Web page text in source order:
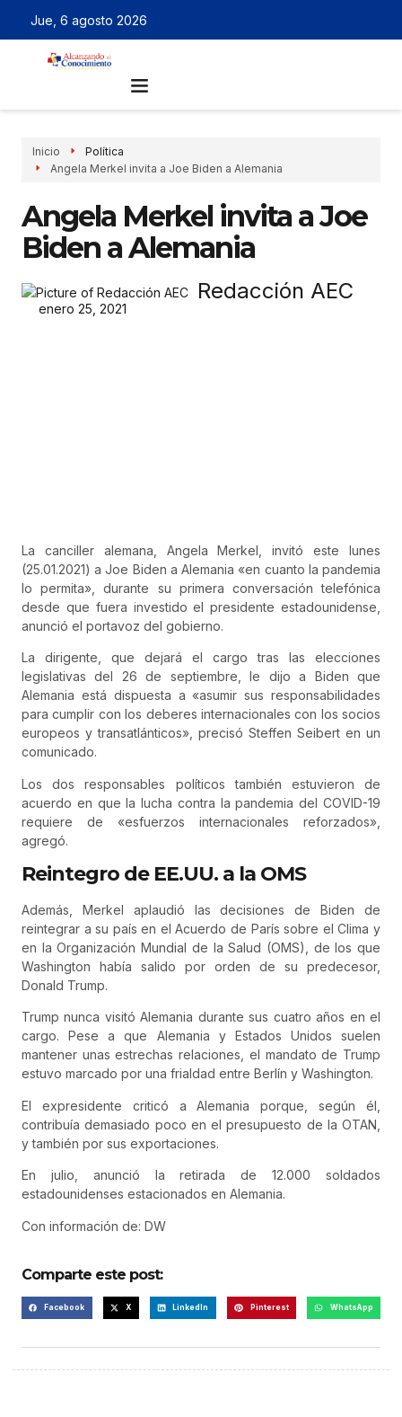
Jue, 6 agosto 2026
Inicio
Política
Angela Merkel invita a Joe Biden a Alemania
Angela Merkel invita a Joe
Biden a Alemania
Redacción AEC
enero 25, 2021
La canciller alemana, Angela Merkel, invitó este lunes
(25.01.2021) a Joe Biden a Alemania «en cuanto la pandemia
lo permita», durante su primera conversación telefónica
desde que fuera investido el presidente estadounidense,
anunció el portavoz del gobierno.
La dirigente, que dejará el cargo tras las elecciones
legislativas del 26 de septiembre, le dijo a Biden que
Alemania está dispuesta a «asumir sus responsabilidades
para cumplir con los deberes internacionales con los socios
europeos y transatlánticos», precisó Steffen Seibert en un
comunicado.
Los dos responsables políticos también estuvieron de
acuerdo en que la lucha contra la pandemia del COVID-19
requiere de «esfuerzos internacionales reforzados»,
agregó.
Reintegro de EE.UU. a la OMS
Además, Merkel aplaudió las decisiones de Biden de
reintegrar a su país en el Acuerdo de París sobre el Clima y
en la Organización Mundial de la Salud (OMS), de los que
Washington había salido por orden de su predecesor,
Donald Trump.
Trump nunca visitó Alemania durante sus cuatro años en el
cargo. Pese a que Alemania y Estados Unidos suelen
mantener unas estrechas relaciones, el mandato de Trump
estuvo marcado por una frialdad entre Berlín y Washington.
El expresidente criticó a Alemania porque, según él,
contribuía demasiado poco en el presupuesto de la OTAN,
y también por sus exportaciones.
En julio, anunció la retirada de 12.000 soldados
estadounidenses estacionados en Alemania.
Con información de: DW
Comparte este post:
Facebook X LinkedIn Pinterest WhatsApp